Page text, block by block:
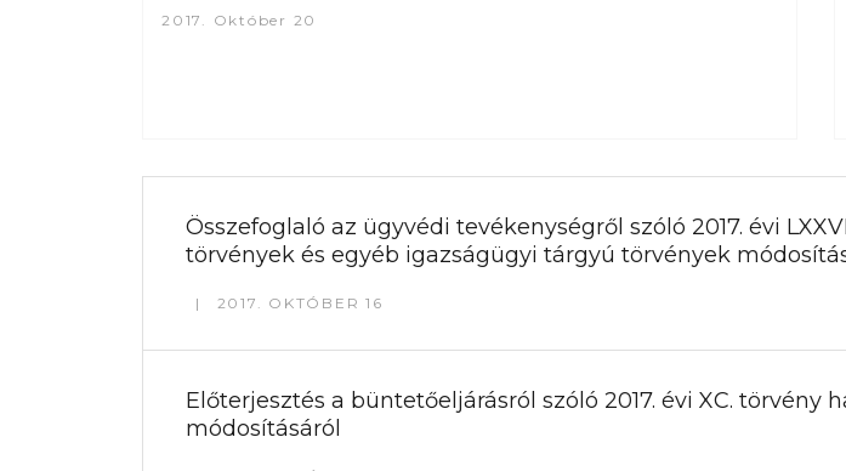
2017. Október 20
Összefoglaló az ügyvédi tevékenységről szóló 2017. évi
törvények és egyéb igazságügyi tárgyú törvények
2017. OKTÓBER 16
Előterjesztés a büntetőeljárásról szóló 2017. évi XC.
módosításáról